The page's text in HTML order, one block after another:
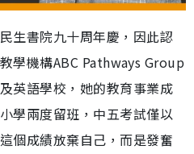
生書院九十周年慶，因此認
學機構ABC Pathways Group
英語學校，她的教育事業成
學兩度留班，中五考試僅以
個成績放棄自己，而是發奮